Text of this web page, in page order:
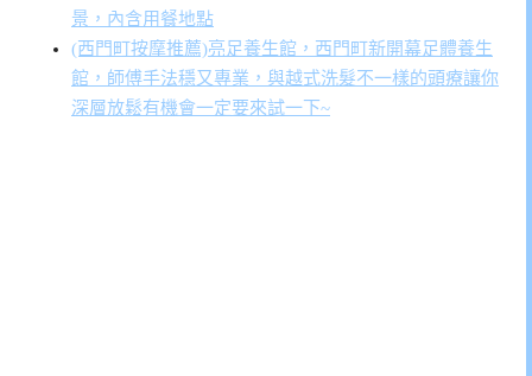
景，內含用餐地點
(西門町按摩推薦)亮足養生館，西門町新開幕足體養生
館，師傅手法穩又專業，與越式洗髮不一樣的頭療讓你
深層放鬆有機會一定要來試一下~